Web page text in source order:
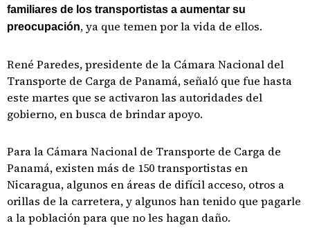
familiares de los transportistas a aumentar su
preocupación, ya que temen por la vida de ellos.
René Paredes, presidente de la Cámara Nacional del
Transporte de Carga de Panamá, señaló que fue hasta
este martes que se activaron las autoridades del
gobierno, en busca de brindar apoyo.
Para la Cámara Nacional de Transporte de Carga de
Panamá, existen más de 150 transportistas en
Nicaragua, algunos en áreas de difícil acceso, otros a
orillas de la carretera, y algunos han tenido que pagarle
a la población para que no les hagan daño.